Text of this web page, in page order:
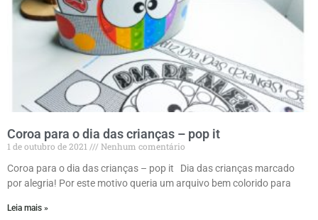
Coroa para o dia das crianças – pop it
1 de outubro de 2021
Nenhum comentário
Coroa para o dia das crianças – pop it Dia das crianças marcado
por alegria! Por este motivo queria um arquivo bem colorido para
Leia mais »